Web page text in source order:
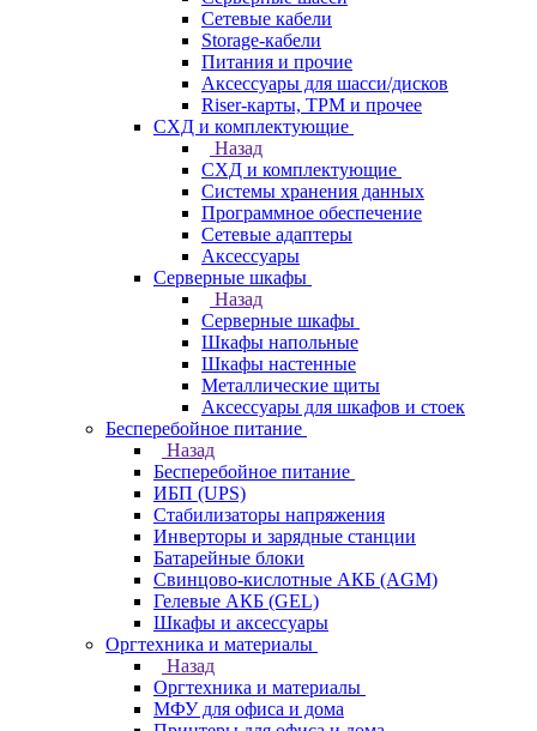
Сетевые кабели
Storage-кабели
Питания и прочие
Аксессуары для шасси/дисков
Riser-карты, TPM и прочее
СХД и комплектующие
Назад
СХД и комплектующие
Системы хранения данных
Программное обеспечение
Сетевые адаптеры
Аксессуары
Серверные шкафы
Назад
Серверные шкафы
Шкафы напольные
Шкафы настенные
Металлические щиты
Аксессуары для шкафов и стоек
Бесперебойное питание
Назад
Бесперебойное питание
ИБП (UPS)
Стабилизаторы напряжения
Инверторы и зарядные станции
Батарейные блоки
Свинцово-кислотные АКБ (AGM)
Гелевые АКБ (GEL)
Шкафы и аксессуары
Оргтехника и материалы
Назад
Оргтехника и материалы
МФУ для офиса и дома